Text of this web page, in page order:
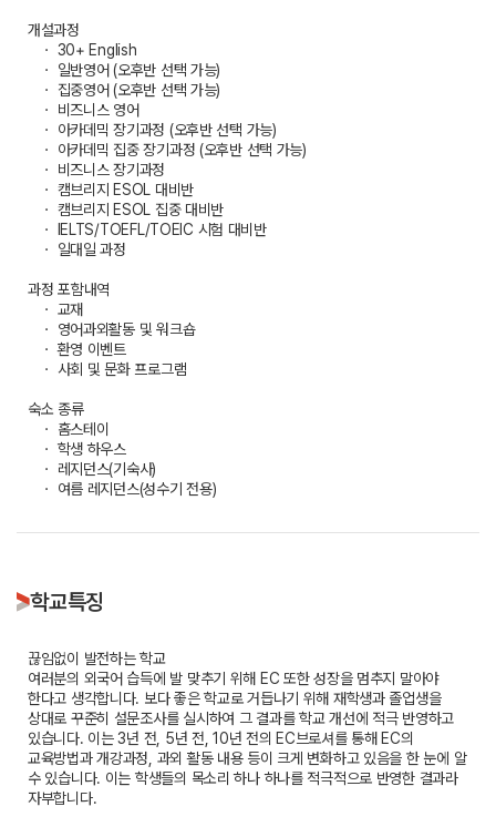
개설과정
ㆍ 30+ English
ㆍ 일반영어 (오후반 선택 가능)
ㆍ 집중영어 (오후반 선택 가능)
ㆍ 비즈니스 영어
ㆍ 아카데믹 장기과정 (오후반 선택 가능)
ㆍ 아카데믹 집중 장기과정 (오후반 선택 가능)
ㆍ 비즈니스 장기과정
ㆍ 캠브리지 ESOL 대비반
ㆍ 캠브리지 ESOL 집중 대비반
ㆍ IELTS/TOEFL/TOEIC 시험 대비반
ㆍ 일대일 과정
과정 포함내역
ㆍ 교재
ㆍ 영어과외활동 및 워크숍
ㆍ 환영 이벤트
ㆍ 사회 및 문화 프로그램
숙소 종류
ㆍ 홈스테이
ㆍ 학생 하우스
ㆍ 레지던스(기숙사)
ㆍ 여름 레지던스(성수기 전용)
학교특징
끊임없이 발전하는 학교
여러분의 외국어 습득에 발 맞추기 위해 EC 또한 성장을 멈추지 말아야
한다고 생각합니다. 보다 좋은 학교로 거듭나기 위해 재학생과 졸업생을
상대로 꾸준히 설문조사를 실시하여 그 결과를 학교 개선에 적극 반영하고
있습니다. 이는 3년 전, 5년 전, 10년 전의 EC브로셔를 통해 EC의
교육방법과 개강과정, 과외 활동 내용 등이 크게 변화하고 있음을 한 눈에 알
수 있습니다. 이는 학생들의 목소리 하나 하나를 적극적으로 반영한 결과라
자부합니다.